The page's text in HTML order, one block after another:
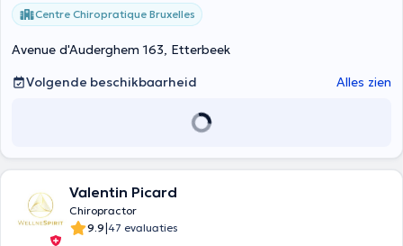
Centre Chiropratique Bruxelles
Avenue d'Auderghem 163, Etterbeek
Volgende beschikbaarheid
Alles zien
Valentin Picard
Chiropractor
9.9|47 evaluaties